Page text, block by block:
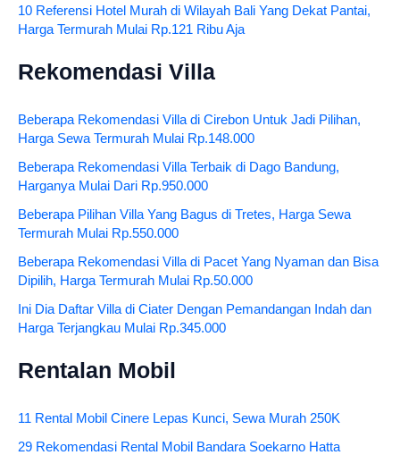
10 Referensi Hotel Murah di Wilayah Bali Yang Dekat Pantai,
Harga Termurah Mulai Rp.121 Ribu Aja
Rekomendasi Villa
Beberapa Rekomendasi Villa di Cirebon Untuk Jadi Pilihan,
Harga Sewa Termurah Mulai Rp.148.000
Beberapa Rekomendasi Villa Terbaik di Dago Bandung,
Harganya Mulai Dari Rp.950.000
Beberapa Pilihan Villa Yang Bagus di Tretes, Harga Sewa
Termurah Mulai Rp.550.000
Beberapa Rekomendasi Villa di Pacet Yang Nyaman dan Bisa
Dipilih, Harga Termurah Mulai Rp.50.000
Ini Dia Daftar Villa di Ciater Dengan Pemandangan Indah dan
Harga Terjangkau Mulai Rp.345.000
Rentalan Mobil
11 Rental Mobil Cinere Lepas Kunci, Sewa Murah 250K
29 Rekomendasi Rental Mobil Bandara Soekarno Hatta